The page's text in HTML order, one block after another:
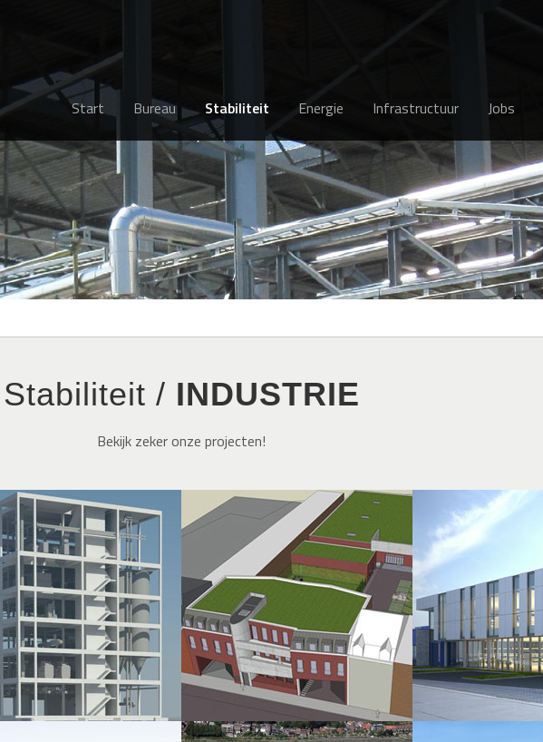
Start Bureau Stabiliteit Energie Infrastructuur Jobs
Stabiliteit / INDUSTRIE
Bekijk zeker onze projecten!